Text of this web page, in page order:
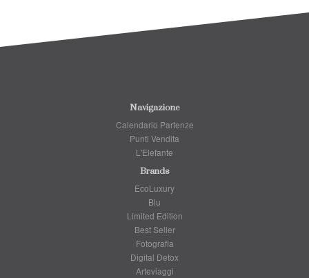
Navigazione
Calendario Partenze
Punti Vendita
L'Elefante
Brands
EcoLuxury
Blu
Limited Edition
Best Seller
Fotografia
Digital Detox
Arteviaggi